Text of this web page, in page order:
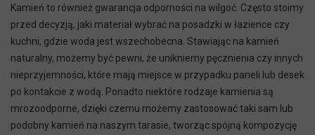
Kamień to również gwarancja odporności na wilgoć. Często stoimy
przed decyzją, jaki materiał wybrać na posadzki w łazience czy
kuchni, gdzie woda jest wszechobecna. Stawiając na kamień
naturalny, możemy być pewni, że unikniemy pęcznienia czy innych
nieprzyjemności, które mają miejsce w przypadku paneli lub desek
po kontakcie z wodą. Ponadto niektóre rodzaje kamienia są
mrozoodporne, dzięki czemu możemy zastosować taki sam lub
podobny kamień na naszym tarasie, tworząc spójną kompozycję